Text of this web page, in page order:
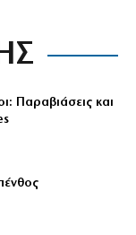
Παραβιάσεις και